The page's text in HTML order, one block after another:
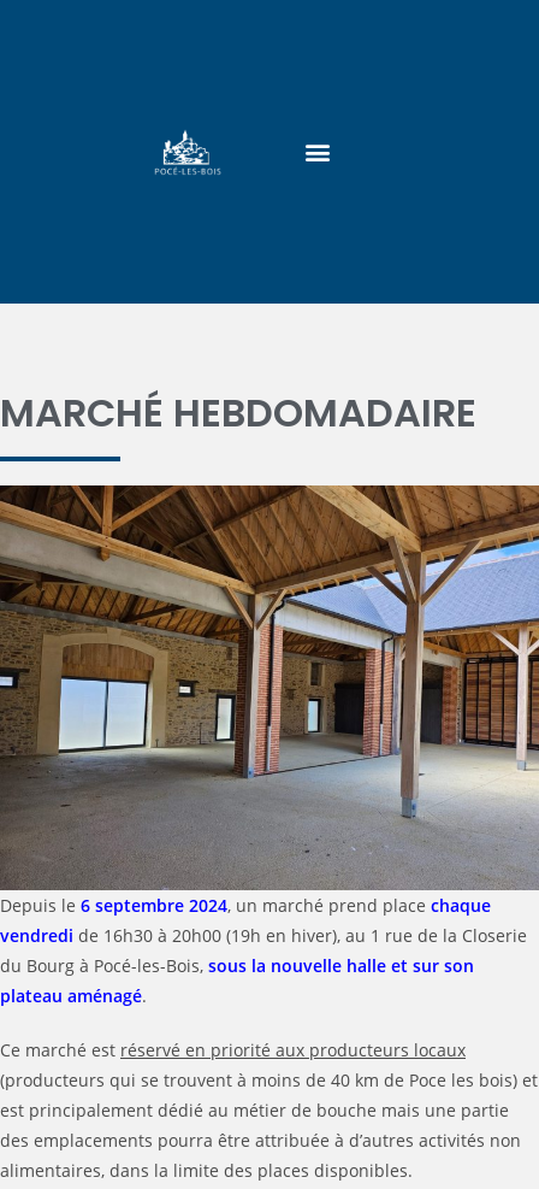
MARCHÉ HEBDOMADAIRE
Depuis le 6 septembre 2024, un marché prend place chaque
vendredi de 16h30 à 20h00 (19h en hiver), au 1 rue de la Closerie
du Bourg à Pocé-les-Bois, sous la nouvelle halle et sur son
plateau aménagé.
Ce marché est réservé en priorité aux producteurs locaux
(producteurs qui se trouvent à moins de 40 km de Poce les bois) et
est principalement dédié au métier de bouche mais une partie
des emplacements pourra être attribuée à d’autres activités non
alimentaires, dans la limite des places disponibles.